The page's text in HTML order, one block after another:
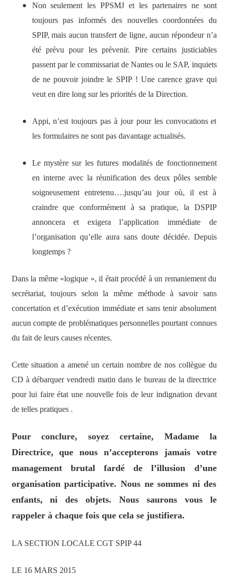
Non seulement les PPSMJ et les partenaires ne sont
toujours pas informés des nouvelles coordonnées du
SPIP, mais aucun transfert de ligne, aucun répondeur n’a
été prévu pour les prévenir. Pire certains justiciables
passent par le commissariat de Nantes ou le SAP, inquiets
de ne pouvoir joindre le SPIP ! Une carence grave qui
veut en dire long sur les priorités de la Direction.
Appi, n’est toujours pas à jour pour les convocations et
les formulaires ne sont pas davantage actualisés.
Le mystère sur les futures modalités de fonctionnement
en interne avec la réunification des deux pôles semble
soigneusement entretenu….jusqu’au jour où, il est à
craindre que conformément à sa pratique, la DSPIP
annoncera et exigera l’application immédiate de
l’organisation qu’elle aura sans doute décidée. Depuis
longtemps ?
Dans la même «logique », il était procédé à un remaniement du
secrétariat, toujours selon la même méthode à savoir sans
concertation et d’exécution immédiate et sans tenir absolument
aucun compte de problématiques personnelles pourtant connues
du fait de leurs causes récentes.
Cette situation a amené un certain nombre de nos collègue du
CD à débarquer vendredi matin dans le bureau de la directrice
pour lui faire état une nouvelle fois de leur indignation devant
de telles pratiques .
Pour conclure, soyez certaine, Madame la
Directrice, que nous n’accepterons jamais votre
management brutal fardé de l’illusion d’une
organisation participative. Nous ne sommes ni des
enfants, ni des objets. Nous saurons vous le
rappeler à chaque fois que cela se justifiera.
LA SECTION LOCALE CGT SPIP 44
LE 16 MARS 2015